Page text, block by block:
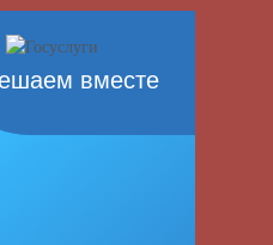
вместе